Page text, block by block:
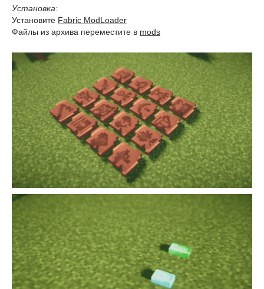
Установка:
Установите Fabric ModLoader
Файлы из архива переместите в mods